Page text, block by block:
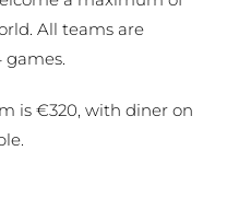
All teams are
is €320, with diner on